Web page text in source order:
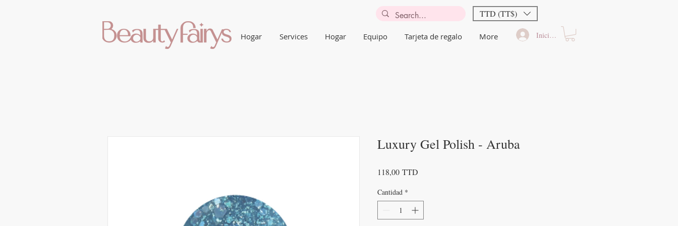
TTD (TT$)
Hogar Services Hogar Equipo Tarjeta de regalo More Iniciar sesión
Luxury Gel Polish - Aruba
118,00 TTD
Cantidad *